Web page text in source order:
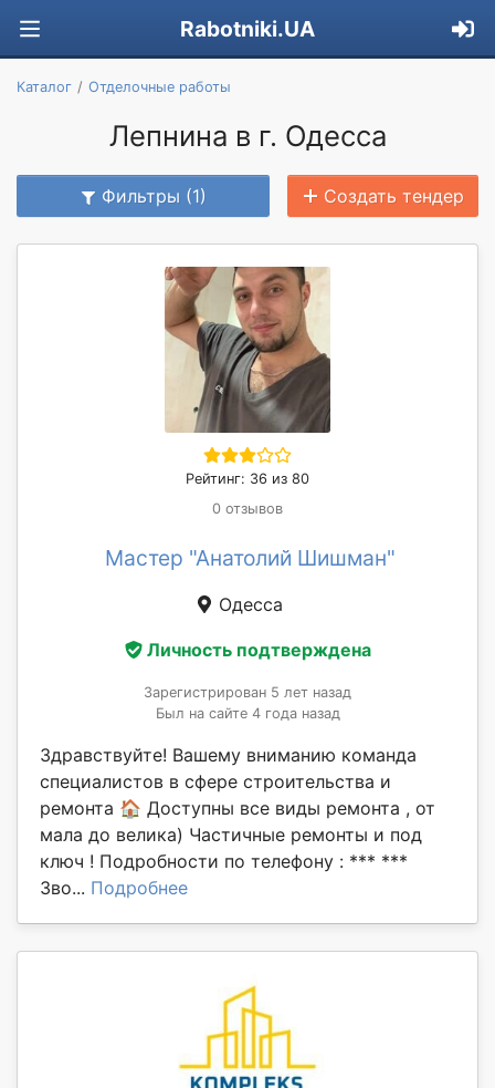
Rabotniki.UA
Каталог Отделочные работы
Лепнина в г. Одесса
Фильтры (1) Создать тендер
Рейтинг: 36 из 80
0 отзывов
Мастер "Анатолий Шишман"
Одесса
Личность подтверждена
Зарегистрирован 5 лет назад
Был на сайте 4 года назад
Здравствуйте! Вашему вниманию команда
специалистов в сфере строительства и
ремонта 🏠 Доступны все виды ремонта , от
мала до велика) Частичные ремонты и под
ключ ! Подробности по телефону : *** ***
Зво... Подробнее